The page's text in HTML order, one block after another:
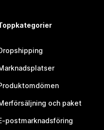
och paket
postmarknadsföring